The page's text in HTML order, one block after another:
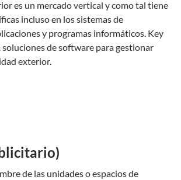
es un mercado vertical y como tal tiene
incluso en los sistemas de
y programas informáticos. Key
de software para gestionar
exterior.
de las unidades o espacios de